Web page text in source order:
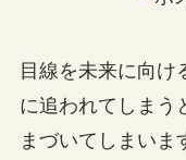
目線を未来に向け
に追われてしまう
まづいてしまいま